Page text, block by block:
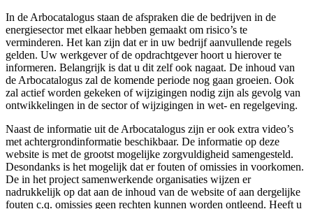
In de Arbocatalogus staan de afspraken die de bedrijven in de
energiesector met elkaar hebben gemaakt om risico’s te
verminderen. Het kan zijn dat er in uw bedrijf aanvullende regels
gelden. Uw werkgever of de opdrachtgever hoort u hierover te
informeren. Belangrijk is dat u dit zelf ook nagaat. De inhoud van
de Arbocatalogus zal de komende periode nog gaan groeien. Ook
zal actief worden gekeken of wijzigingen nodig zijn als gevolg van
ontwikkelingen in de sector of wijzigingen in wet- en regelgeving.
Naast de informatie uit de Arbocatalogus zijn er ook extra video’s
met achtergrondinformatie beschikbaar. De informatie op deze
website is met de grootst mogelijke zorgvuldigheid samengesteld.
Desondanks is het mogelijk dat er fouten of omissies in voorkomen.
De in het project samenwerkende organisaties wijzen er
nadrukkelijk op dat aan de inhoud van de website of aan dergelijke
fouten c.q. omissies geen rechten kunnen worden ontleend. Heeft u